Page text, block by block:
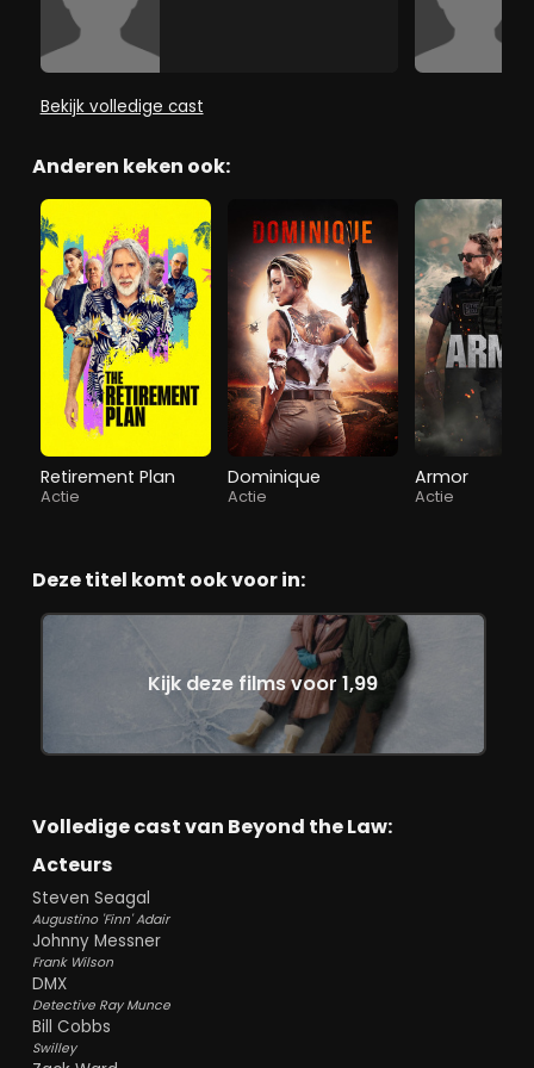
Bekijk volledige cast
Anderen keken ook:
Retirement Plan
Actie
Dominique
Actie
Armor
Actie
Deze titel komt ook voor in:
Kijk deze films voor 1,99
Volledige cast van Beyond the Law:
Acteurs
Steven Seagal
Augustino 'Finn' Adair
Johnny Messner
Frank Wilson
DMX
Detective Ray Munce
Bill Cobbs
Swilley